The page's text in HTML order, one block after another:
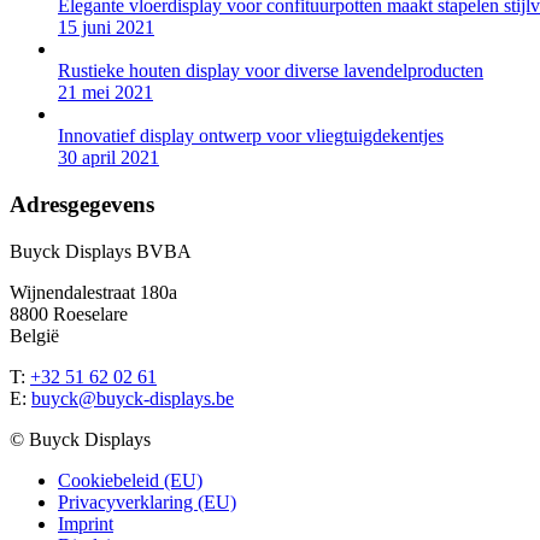
Elegante vloerdisplay voor confituurpotten maakt stapelen
15 juni 2021
Rustieke houten display voor diverse lavendelproducten
21 mei 2021
Innovatief display ontwerp voor vliegtuigdekentjes
30 april 2021
Adresgegevens
Buyck Displays BVBA
Wijnendalestraat 180a
8800 Roeselare
België
T: +32 51 62 02 61
E: buyck@buyck-displays.be
© Buyck Displays
Cookiebeleid (EU)
Privacyverklaring (EU)
Imprint